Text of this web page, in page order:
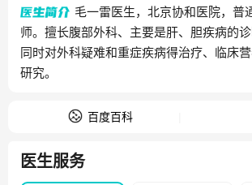
毛一雷医生，北京协和医院，普
师。擅长腹部外科、主要是肝、胆疾病的诊
同时对外科疑难和重症疾病得治疗、临床
研究。
百度百科
医生服务